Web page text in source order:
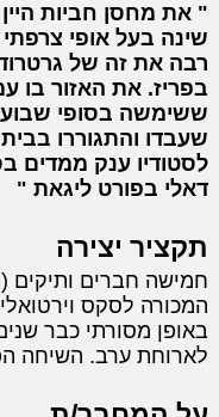
את מחסן חביות
שינה בעל אופי
רבה את זה של
בפריז. את האזור בו
ששימשה בסופי שבוע
שעבדו והתגוררו
לסטודיו ענק ממדים
דאלי בפורט ליגאת
תקציר יצירה
חמישה חברים ותיקים
המכורה לסקס
באופן מסורתי כבר
לארוחת ערב. השיחה